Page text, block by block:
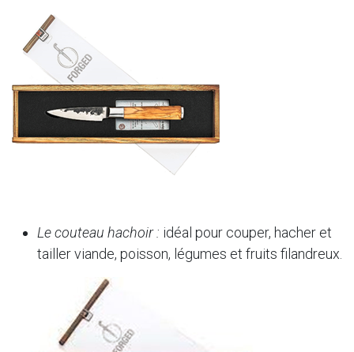
Le couteau hachoir : idéal pour couper, hacher et
tailler viande, poisson, légumes et fruits filandreux.